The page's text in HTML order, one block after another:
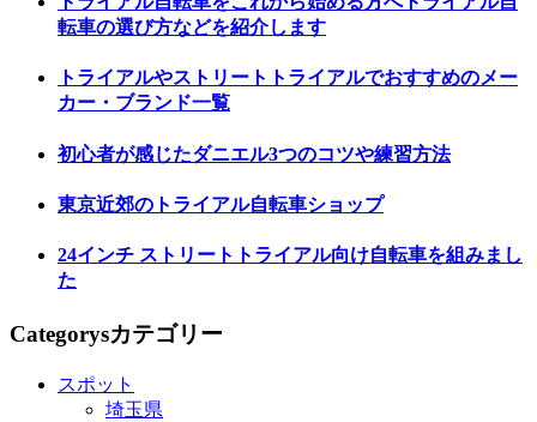
転車の選び方などを紹介します
トライアルやストリートトライアルでおすすめのメー
カー・ブランド一覧
初心者が感じたダニエル3つのコツや練習方法
東京近郊のトライアル自転車ショップ
24インチ ストリートトライアル向け自転車を組みまし
た
Categorysカテゴリー
スポット
埼玉県